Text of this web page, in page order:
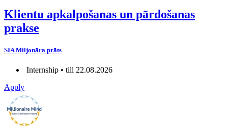
Klientu apkalpošanas un pārdošanas
prakse
SIA Miljonāra prāts
Internship • till 22.08.2026
Apply